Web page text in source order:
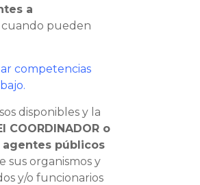
a
cuando pueden
competencias
disponibles y la
COORDINADOR o
agentes públicos
sus organismos y
y/o funcionarios